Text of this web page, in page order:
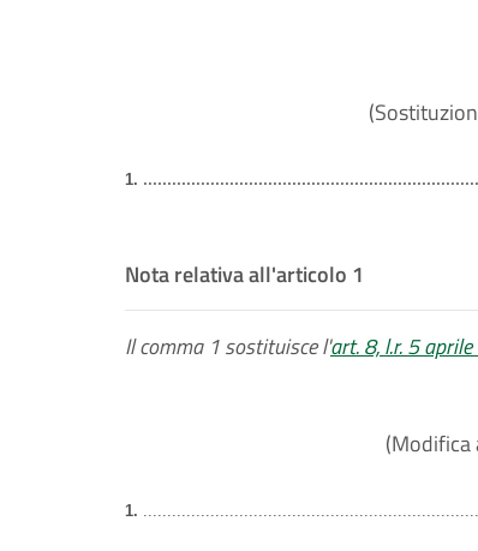
1.
Nota relativa all'articolo 1
Il comma 1 sostituisce l'art. 8, l.r. 5
(Modifica
1.